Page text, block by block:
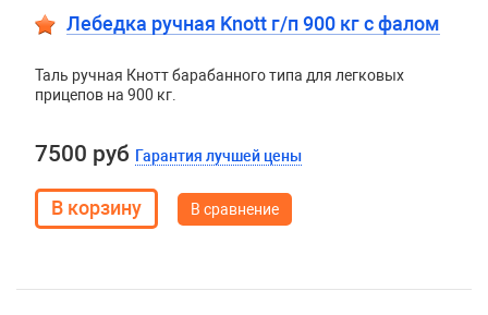
Лебедка ручная Knott г/п 900 кг c фалом
Таль ручная Кнотт барабанного типа для легковых
прицепов на 900 кг.
7500 руб Гарантия лучшей цены
В сравнение